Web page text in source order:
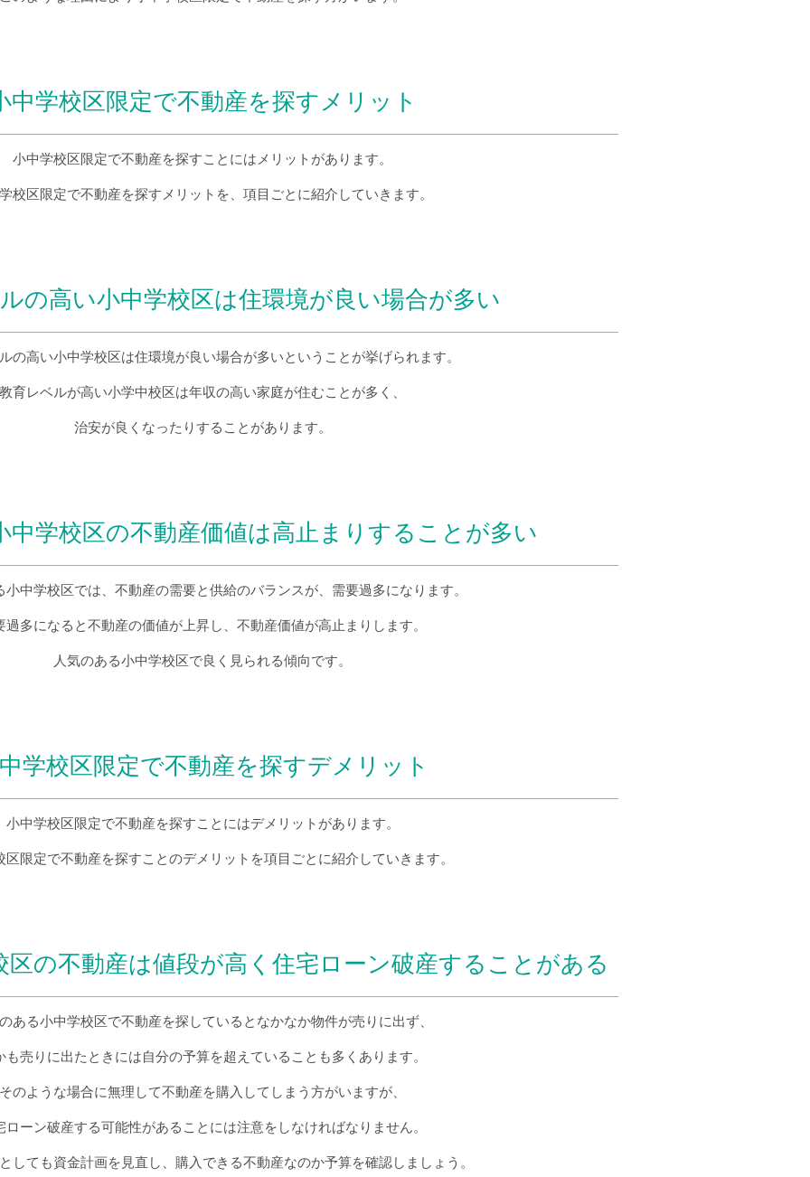
中学校区限定で不動産を探すメリット
小中学校区限定で不動産を探すことにはメリットがあります。
校区限定で不動産を探すメリットを、項目ごとに紹介していきます。
の高い小中学校区は住環境が良い場合が多い
の高い小中学校区は住環境が良い場合が多いということが挙げられます。
教育レベルが高い小学中校区は年収の高い家庭が住むことが多く、
治安が良くなったりすることがあります。
中学校区の不動産価値は高止まりすることが多い
小中学校区では、不動産の需要と供給のバランスが、需要過多になります。
過多になると不動産の価値が上昇し、不動産価値が高止まりします。
人気のある小中学校区で良く見られる傾向です。
学校区限定で不動産を探すデメリット
小中学校区限定で不動産を探すことにはデメリットがあります。
区限定で不動産を探すことのデメリットを項目ごとに紹介していきます。
区の不動産は値段が高く住宅ローン破産することがある
ある小中学校区で不動産を探しているとなかなか物件が売りに出ず、
も売りに出たときには自分の予算を超えていることも多くあります。
そのような場合に無理して不動産を購入してしまう方がいますが、
ローン破産する可能性があることには注意をしなければなりません。
しても資金計画を見直し、購入できる不動産なのか予算を確認しましょう。